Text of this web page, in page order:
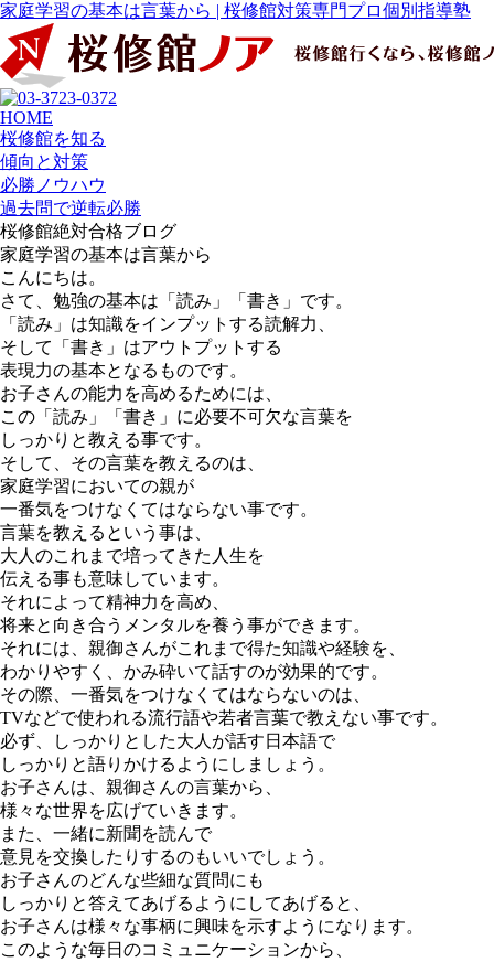
家庭学習の基本は言葉から | 桜修館対策専門プロ個別指導塾
HOME
桜修館を知る
傾向と対策
必勝ノウハウ
過去問で逆転必勝
桜修館絶対合格ブログ
家庭学習の基本は言葉から
こんにちは。
さて、勉強の基本は「読み」「書き」です。
「読み」は知識をインプットする読解力、
そして「書き」はアウトプットする
表現力の基本となるものです。
お子さんの能力を高めるためには、
この「読み」「書き」に必要不可欠な言葉を
しっかりと教える事です。
そして、その言葉を教えるのは、
家庭学習においての親が
一番気をつけなくてはならない事です。
言葉を教えるという事は、
大人のこれまで培ってきた人生を
伝える事も意味しています。
それによって精神力を高め、
将来と向き合うメンタルを養う事ができます。
それには、親御さんがこれまで得た知識や経験を、
わかりやすく、かみ砕いて話すのが効果的です。
その際、一番気をつけなくてはならないのは、
TVなどで使われる流行語や若者言葉で教えない事です。
必ず、しっかりとした大人が話す日本語で
しっかりと語りかけるようにしましょう。
お子さんは、親御さんの言葉から、
様々な世界を広げていきます。
また、一緒に新聞を読んで
意見を交換したりするのもいいでしょう。
お子さんのどんな些細な質問にも
しっかりと答えてあげるようにしてあげると、
お子さんは様々な事柄に興味を示すようになります。
このような毎日のコミュニケーションから、